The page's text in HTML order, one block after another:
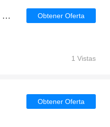
Obtenga hasta 36% de descuento | Thenorthface top discount Obtener Oferta
1 Vistas
Obtener Oferta